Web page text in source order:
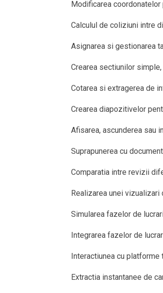
Modificarea
Calculul de coliziuni intre
Asignarea si gestionarea
Crearea sectiunilor
Cotarea si extragerea de
Crearea diapozitivelor
Afisarea, ascunderea sau
Suprapunerea cu
Comparatia intre revizii
Realizarea unei
Simularea fazelor de
Integrarea fazelor de
Interactiunea cu
Extractia instantanee de